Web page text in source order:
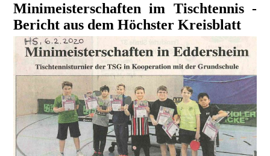
Minimeisterschaften im Tischtennis -
Bericht aus dem Höchster Kreisblatt